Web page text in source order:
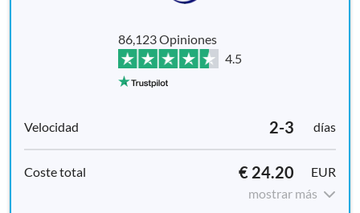
86,123 Opiniones
4.5
2-3 días
€ 24.20
EUR
mostrar más